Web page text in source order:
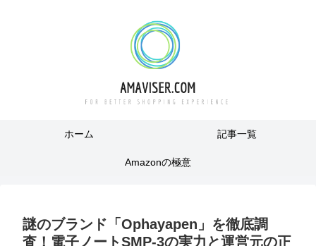
ホーム 記事一覧
Amazonの極意
謎のブランド「Ophayapen」を徹底調
査！電子ノートSMP-3の実力と運営元の正